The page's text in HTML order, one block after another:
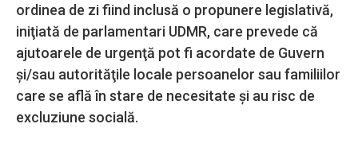
ordinea de zi fiind inclusă o propunere legislativă,
iniţiată de parlamentari UDMR, care prevede că
ajutoarele de urgenţă pot fi acordate de Guvern
şi/sau autorităţile locale persoanelor sau familiilor
care se află în stare de necesitate şi au risc de
excluziune socială.